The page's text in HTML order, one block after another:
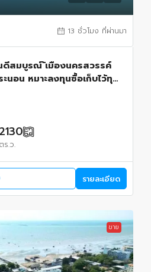
13 ชั่วโมง ที่ผ่านมา
ดีสมบูรณ์ ้เมืองนครสวรรค์
นอน หมาะลงทุนซื้อเก็บไว้ทุก
2130
ตร.ว.
รายละเอียด
ขาย